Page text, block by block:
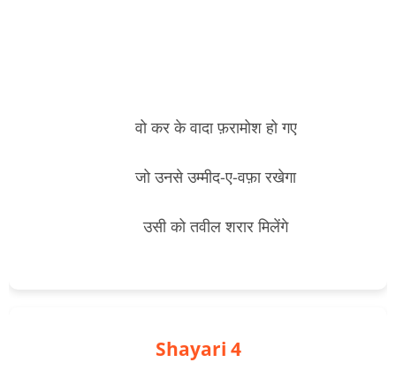
        वो कर के वादा फ़रामोश हो गए
        जो उनसे उम्मीद-ए-वफ़ा रखेगा
        उसी को तवील शरार मिलेंगे
Shayari 4